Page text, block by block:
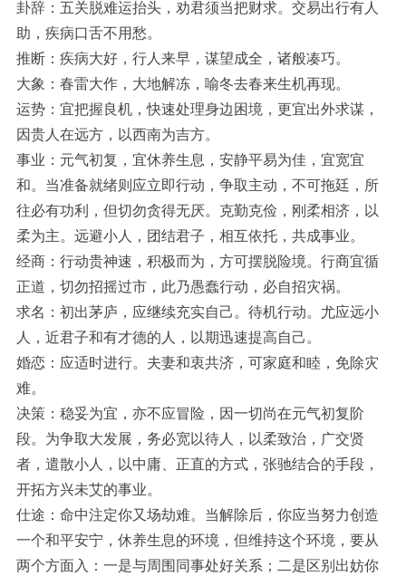
卦辞：五关脱难运抬头，劝君须当把财求。交易出行有人
助，疾病口舌不用愁。
推断：疾病大好，行人来早，谋望成全，诸般凑巧。
大象：春雷大作，大地解冻，喻冬去春来生机再现。
运势：宜把握良机，快速处理身边困境，更宜出外求谋，
因贵人在远方，以西南为吉方。
事业：元气初复，宜休养生息，安静平易为佳，宜宽宜
和。当准备就绪则应立即行动，争取主动，不可拖廷，所
往必有功利，但切勿贪得无厌。克勤克俭，刚柔相济，以
柔为主。远避小人，团结君子，相互依托，共成事业。
经商：行动贵神速，积极而为，方可摆脱险境。行商宜循
正道，切勿招摇过市，此乃愚蠢行动，必自招灾祸。
求名：初出茅庐，应继续充实自己。待机行动。尤应远小
人，近君子和有才德的人，以期迅速提高自己。
婚恋：应适时进行。夫妻和衷共济，可家庭和睦，免除灾
难。
决策：稳妥为宜，亦不应冒险，因一切尚在元气初复阶
段。为争取大发展，务必宽以待人，以柔致治，广交贤
者，遣散小人，以中庸、正直的方式，张驰结合的手段，
开拓方兴未艾的事业。
仕途：命中注定你又场劫难。当解除后，你应当努力创造
一个和平安宁，休养生息的环境，但维持这个环境，要从
两个方面入：一是与周围同事处好关系；二是区别出妨你